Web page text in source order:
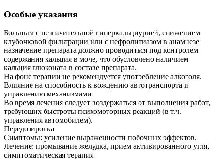
Особые указания
Больным с незначительной гиперкальциурией, снижением
клубочковой фильтрации или с нефролитиазом в анамнезе
назначение препарата должно проводиться под контролем
содержания кальция в моче, что обусловлено наличием
кальция глюконата в составе препарата.
На фоне терапии не рекомендуется употребление алкоголя.
Влияние на способность к вождению автотранспорта и
управлению механизмами
Во время лечения следует воздержаться от выполнения работ,
требующих быстроты психомоторных реакций (в т.ч.
управления автомобилем).
Передозировка
Симптомы: усиление выраженности побочных эффектов.
Лечение: промывание желудка, прием активированного угля,
симптоматическая терапия